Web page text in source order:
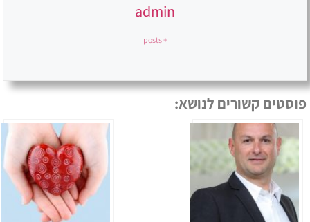
admin
+ posts
פוסטים קשורים לנושא: